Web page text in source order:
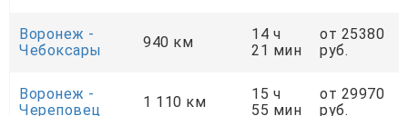
Воронеж -
Чебоксары
940 км
14 ч
21 мин
от 25380
руб.
Воронеж -
Череповец
1 110 км
15 ч
55 мин
от 29970
руб.